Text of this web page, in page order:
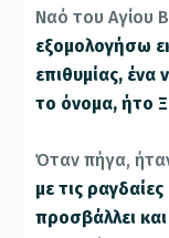
Ναό του Αγίου
εξομολογήσω
επιθυμίας,
το όνομα, ήτο
Όταν πήγα,
με τις
προσβάλλει